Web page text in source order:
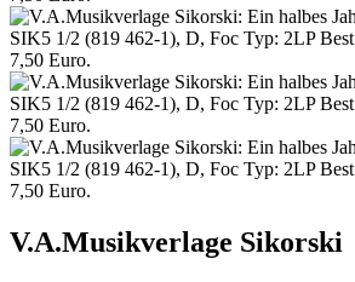
V.A.Musikverlage Sikorski